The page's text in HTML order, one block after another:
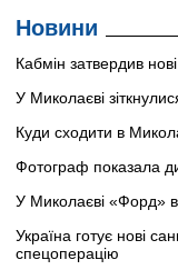
Новини
Кабмін затвердив
У Миколаєві
Куди сходити в
Фотограф показала
У Миколаєві «Форд»
Україна готує нові
спецоперацію